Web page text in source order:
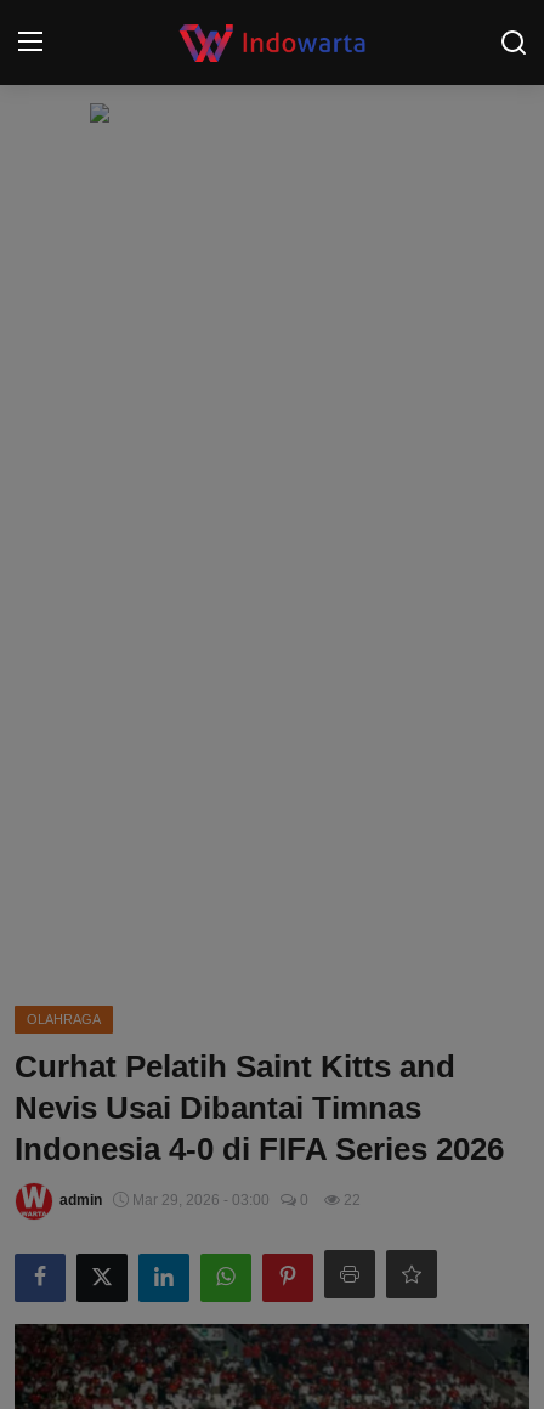
OLAHRAGA
Curhat Pelatih Saint Kitts and
Nevis Usai Dibantai Timnas
Indonesia 4-0 di FIFA Series 2026
admin Mar 29, 2026 - 03:00 0 22